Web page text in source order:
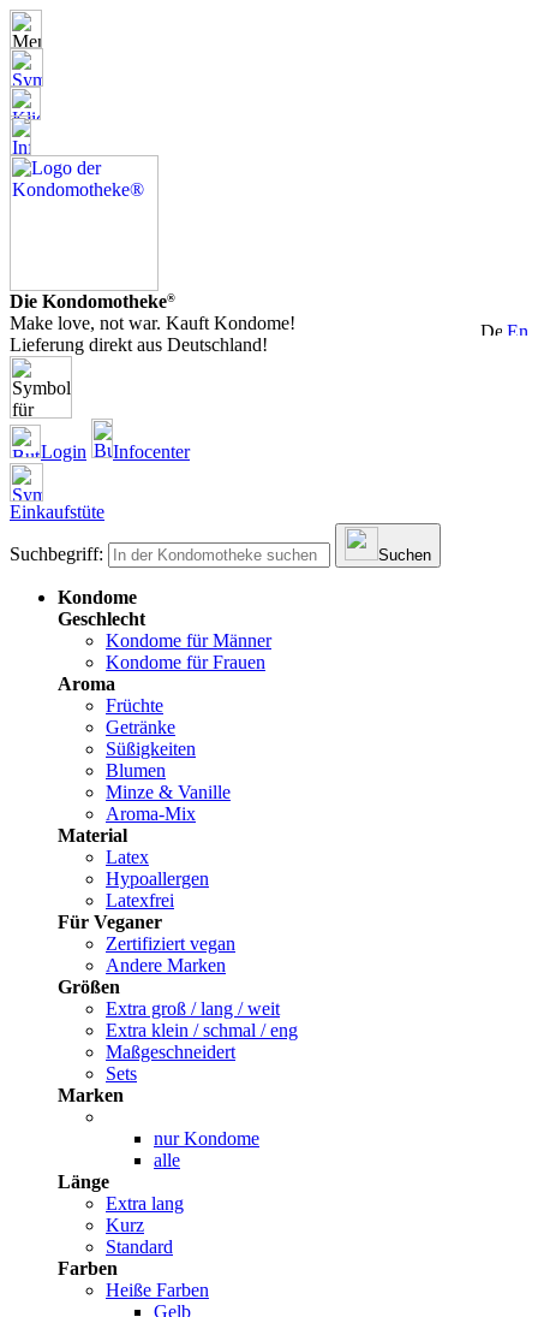
Die Kondomotheke®
Make love, not war. Kauft Kondome!
Lieferung direkt aus Deutschland!
Login Infocenter
Einkaufstüte
Suchbegriff: Suchen
Kondome
Geschlecht
Kondome für Männer
Kondome für Frauen
Aroma
Früchte
Getränke
Süßigkeiten
Blumen
Minze & Vanille
Aroma-Mix
Material
Latex
Hypoallergen
Latexfrei
Für Veganer
Zertifiziert vegan
Andere Marken
Größen
Extra groß / lang / weit
Extra klein / schmal / eng
Maßgeschneidert
Sets
Marken
nur Kondome
alle
Länge
Extra lang
Kurz
Standard
Farben
Heiße Farben
Gelb